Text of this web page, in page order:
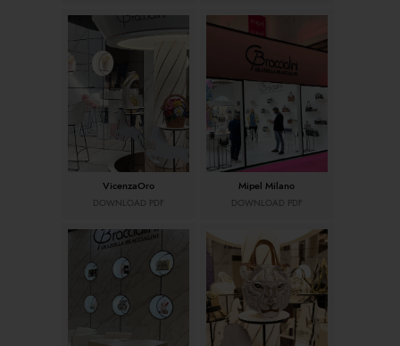
VicenzaOro
DOWNLOAD PDF
Mipel Milano
DOWNLOAD PDF